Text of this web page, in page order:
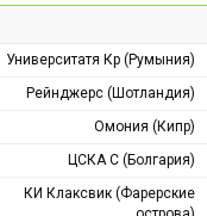
Университатя Кр (Румыния)
Рейнджерс (Шотландия)
Омония (Кипр)
ЦСКА С (Болгария)
КИ Клаксвик (Фарерские